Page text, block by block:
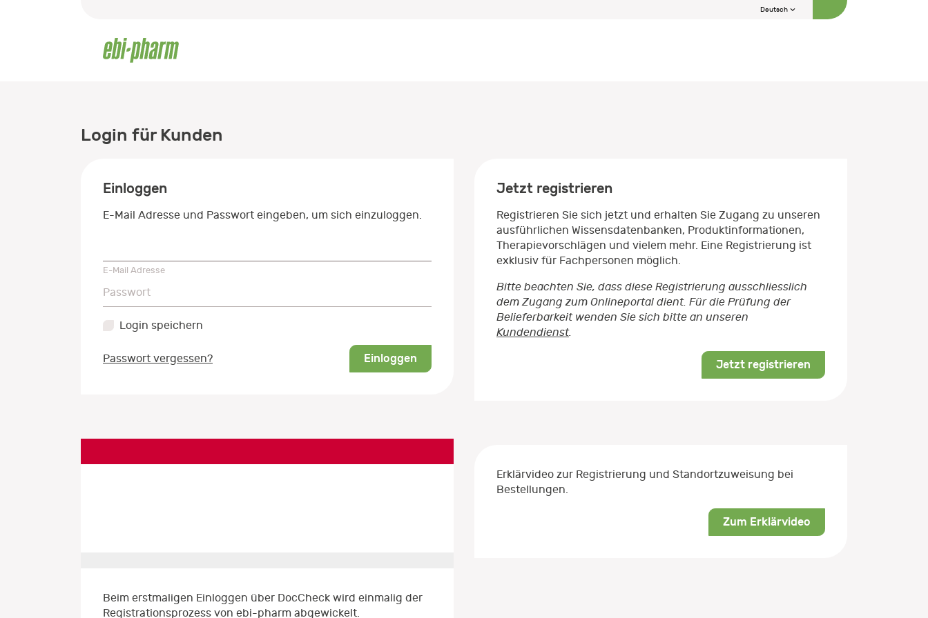
Deutsch
Login für Kunden
Einloggen
E-Mail Adresse und Passwort eingeben, um sich einzuloggen.
E-Mail Adresse
Passwort
Passwort
Login speichern
Passwort vergessen? Einloggen
Beim erstmaligen Einloggen über DocCheck wird einmalig der
Registrationsprozess von ebi-pharm abgewickelt.
Jetzt registrieren
Registrieren Sie sich jetzt und erhalten Sie Zugang zu unseren
ausführlichen Wissensdatenbanken, Produktinformationen,
Therapievorschlägen und vielem mehr. Eine Registrierung ist
exklusiv für Fachpersonen möglich.
Bitte beachten Sie, dass diese Registrierung ausschliesslich
dem Zugang zum Onlineportal dient. Für die Prüfung der
Belieferbarkeit wenden Sie sich bitte an unseren
Kundendienst.
Jetzt registrieren
Erklärvideo zur Registrierung und Standortzuweisung bei
Bestellungen.
Zum Erklärvideo